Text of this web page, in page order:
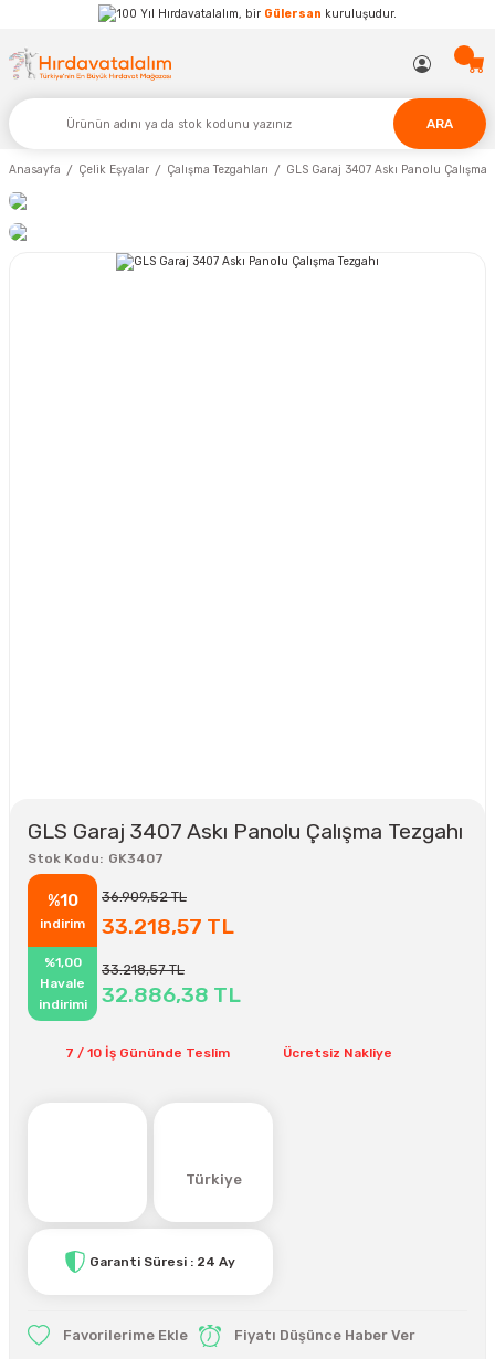
Hırdavatalalım, bir Gülersan kuruluşudur.
ARA
Anasayfa Çelik Eşyalar Çalışma Tezgahları GLS Garaj 3407 Askı Panolu Çalışma
GLS Garaj 3407 Askı Panolu Çalışma Tezgahı
Stok Kodu GK3407
%10
indirim
36.909,52 TL
33.218,57 TL
%1,00
Havale
indirimi
33.218,57 TL
32.886,38 TL
7 / 10 İş Gününde Teslim Ücretsiz Nakliye
Türkiye
Garanti Süresi : 24 Ay
Fiyatı Düşünce Haber Ver